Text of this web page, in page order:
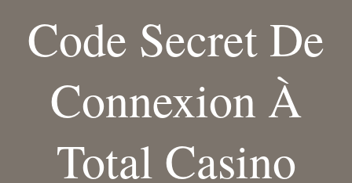
Code Secret De
Connexion À
Total Casino